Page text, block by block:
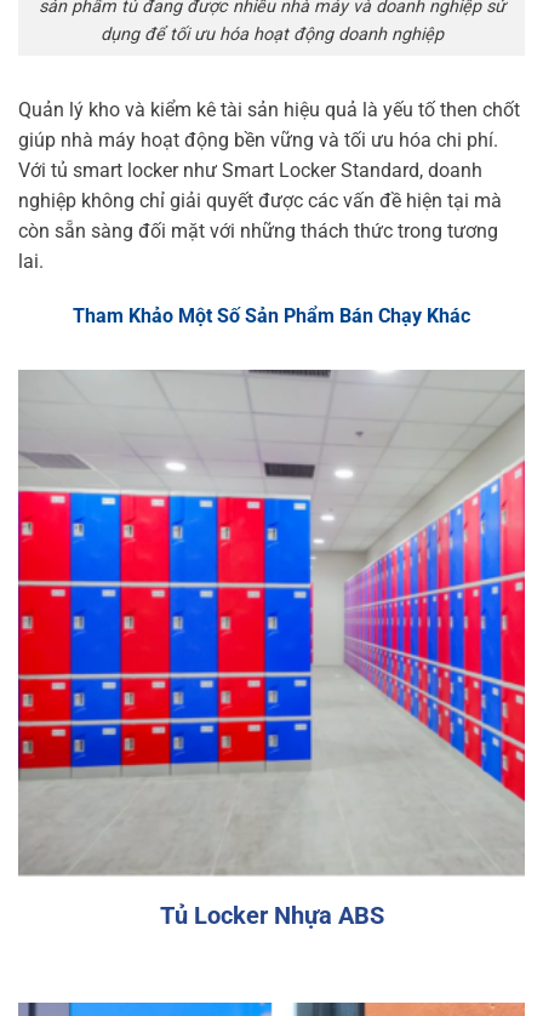
sản phẩm tủ đang được nhiều nhà máy và doanh nghiệp sử
dụng để tối ưu hóa hoạt động doanh nghiệp
Quản lý kho và kiểm kê tài sản hiệu quả là yếu tố then chốt
giúp nhà máy hoạt động bền vững và tối ưu hóa chi phí.
Với tủ smart locker như Smart Locker Standard, doanh
nghiệp không chỉ giải quyết được các vấn đề hiện tại mà
còn sẵn sàng đối mặt với những thách thức trong tương
lai.
Tham Khảo Một Số Sản Phẩm Bán Chạy Khác
Tủ Locker Nhựa ABS